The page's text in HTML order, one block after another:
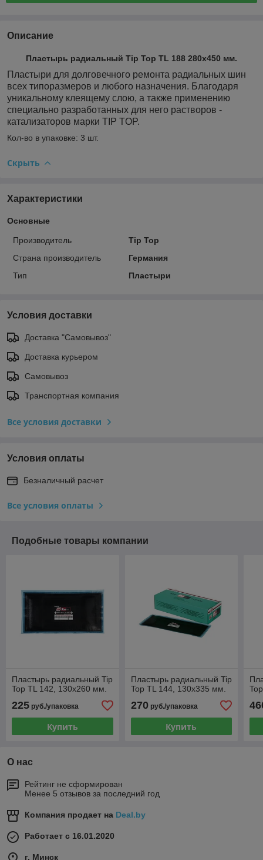
Описание
Пластырь радиальный Tip Top TL 188 280х450 мм.
Пластыри для долговечного ремонта радиальных шин
всех типоразмеров и любого назначения. Благодаря
уникальному клеящему слою, а также применению
специально разработанных для него растворов -
катализаторов марки TIP TOP.
Кол-во в упаковке: 3 шт.
Скрыть
Характеристики
Основные
Производитель
Tip Top
Страна производитель
Германия
Тип
Пластыри
Условия доставки
Доставка "Самовывоз"
Доставка курьером
Самовывоз
Транспортная компания
Все условия доставки
Условия оплаты
Безналичный расчет
Все условия оплаты
Подобные товары компании
Пластырь радиальный Tip
Top TL 142, 130х260 мм.
225 руб./упаковка
Купить
Пластырь радиальный Tip
Top TL 144, 130х335 мм.
270руб./упаковка
Купить
О нас
Рейтинг не сформирован
Менее 5 отзывов за последний год
Компания продает на Deal.by
Работает с 16.01.2020
г. Минск